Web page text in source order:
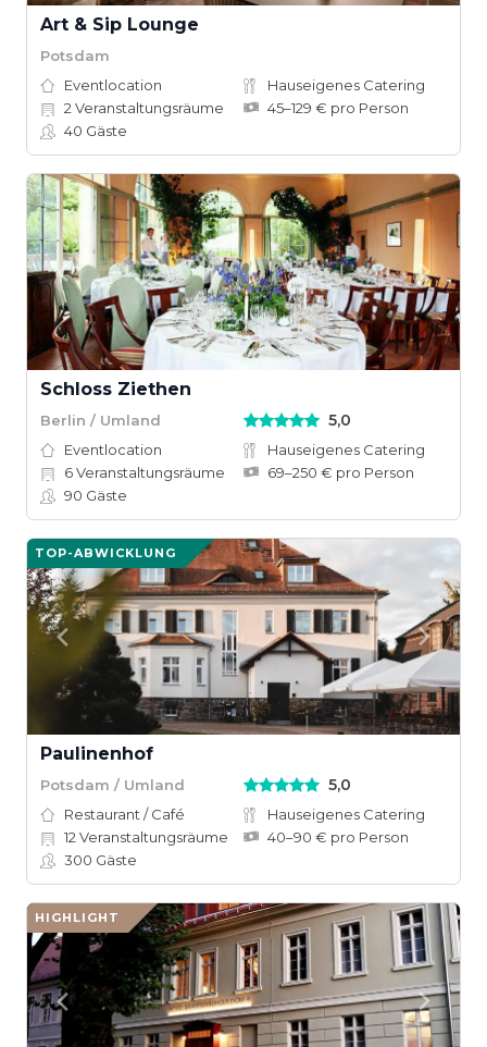
Art & Sip Lounge
Potsdam
Eventlocation
Hauseigenes Catering
2 Veranstaltungsräume
45–129 € pro Person
40 Gäste
Schloss Ziethen
Berlin / Umland 5,0
Eventlocation
Hauseigenes Catering
6Veranstaltungsräume
69–250 € pro Person
90 Gäste
TOP-ABWICKLUNG
Paulinenhof
Potsdam / Umland 5,0
Restaurant / Café
Hauseigenes Catering
12 Veranstaltungsräume
40–90 € pro Person
300 Gäste
HIGHLIGHT